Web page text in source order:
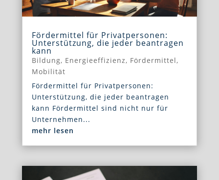
Fördermittel für Privatpersonen:
Unterstützung, die jeder beantragen
kann
Bildung, Energieeffizienz, Fördermittel,
Mobilität
Fördermittel für Privatpersonen:
Unterstützung, die jeder beantragen
kann Fördermittel sind nicht nur für
Unternehmen...
mehr lesen